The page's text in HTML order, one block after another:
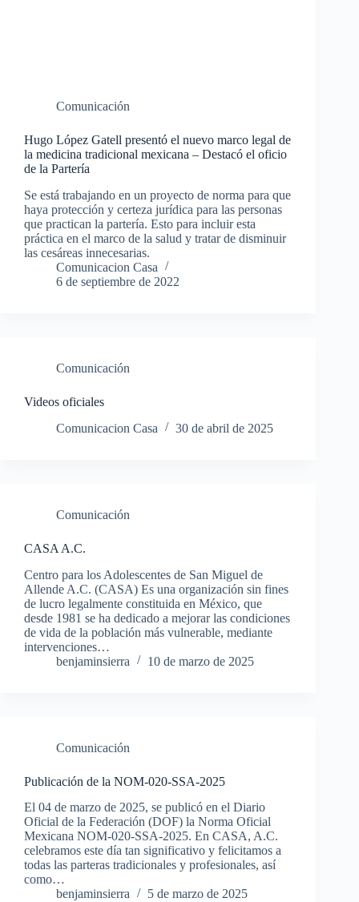
Comunicación
Hugo López Gatell presentó el nuevo marco legal de
la medicina tradicional mexicana – Destacó el oficio
de la Partería
Se está trabajando en un proyecto de norma para que
haya protección y certeza jurídica para las personas
que practican la partería. Esto para incluir esta
práctica en el marco de la salud y tratar de disminuir
las cesáreas innecesarias.
Comunicacion Casa
6 de septiembre de 2022
Comunicación
Videos oficiales
Comunicacion Casa
30 de abril de 2025
Comunicación
CASA A.C.
Centro para los Adolescentes de San Miguel de
Allende A.C. (CASA) Es una organización sin fines
de lucro legalmente constituida en México, que
desde 1981 se ha dedicado a mejorar las condiciones
de vida de la población más vulnerable, mediante
intervenciones…
benjaminsierra
10 de marzo de 2025
Comunicación
Publicación de la NOM-020-SSA-2025
El 04 de marzo de 2025, se publicó en el Diario
Oficial de la Federación (DOF) la Norma Oficial
Mexicana NOM-020-SSA-2025. En CASA, A.C.
celebramos este día tan significativo y felicitamos a
todas las parteras tradicionales y profesionales, así
como…
benjaminsierra
5 de marzo de 2025